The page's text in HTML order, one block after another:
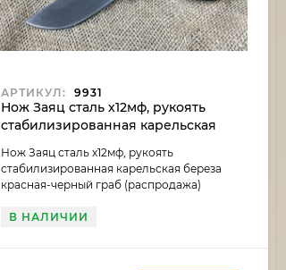
АРТИКУЛ: 9931
Нож Заяц сталь х12мф, рукоять
стабилизированная карельская
(распродажа)
Нож Заяц сталь х12мф, рукоять
стабилизированная карельская береза
красная-черный граб (распродажа)
В НАЛИЧИИ